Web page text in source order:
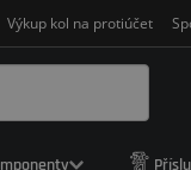
Výkup kol na protiúčet